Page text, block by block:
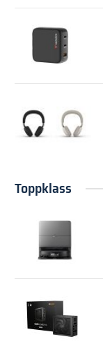
Toppklass